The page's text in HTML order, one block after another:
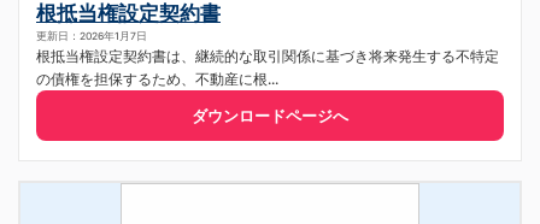
根抵当権設定契約書
更新日：2026年1月7日
根抵当権設定契約書は、継続的な取引関係に基づき将来発生する不特定
の債権を担保するため、不動産に根...
ダウンロードページへ